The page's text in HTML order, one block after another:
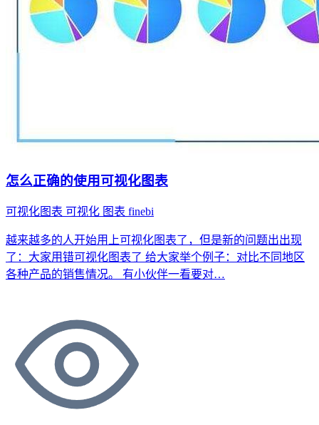
怎么正确的使用可视化图表
可视化图表 可视化 图表 finebi
越来越多的人开始用上可视化图表了，但是新的问题出出现
了：大家用错可视化图表了 给大家举个例子：对比不同地区
各种产品的销售情况。 有小伙伴一看要对…